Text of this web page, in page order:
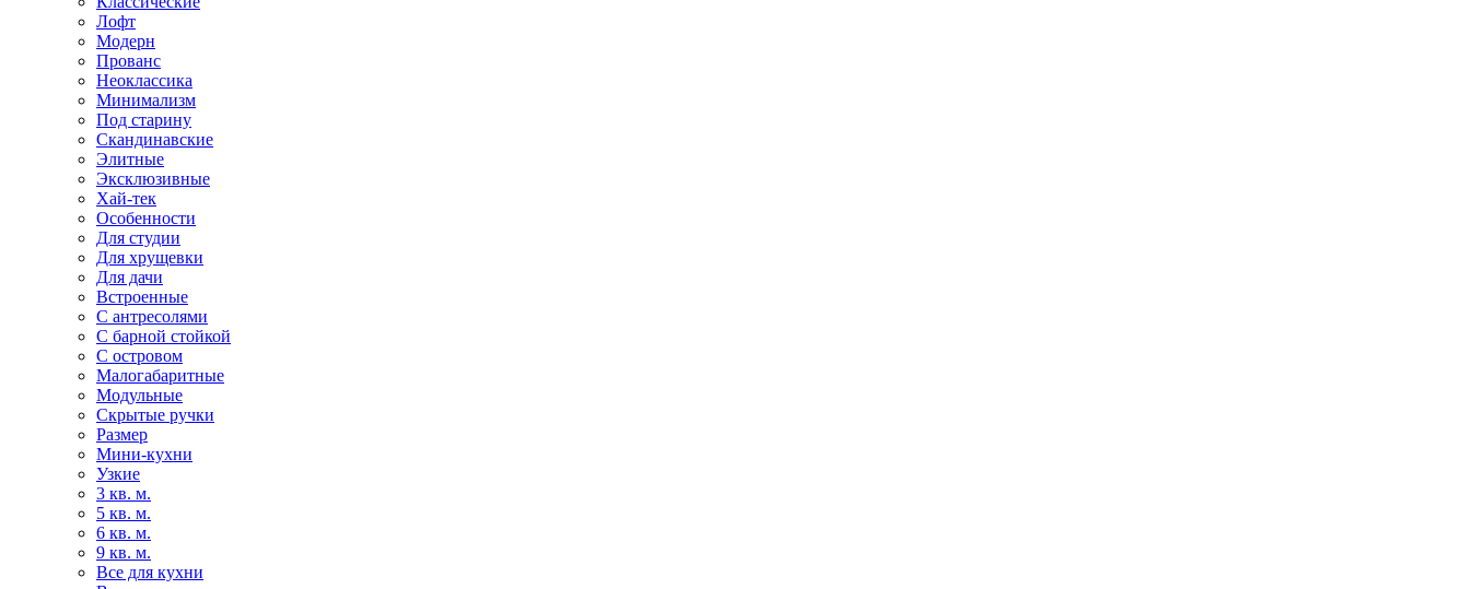
Лофт
Модерн
Прованс
Неоклассика
Минимализм
Под старину
Скандинавские
Элитные
Эксклюзивные
Хай-тек
Особенности
Для студии
Для хрущевки
Для дачи
Встроенные
С антресолями
С барной стойкой
С островом
Малогабаритные
Модульные
Скрытые ручки
Размер
Мини-кухни
Узкие
3 кв. м.
5 кв. м.
6 кв. м.
9 кв. м.
Все для кухни